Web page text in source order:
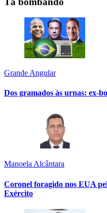
Grande Angular
Dos gramados às urnas: ex-
Manoela Alcântara
Coronel foragido nos EUA
Exército